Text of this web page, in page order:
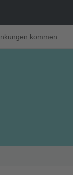
kommen.